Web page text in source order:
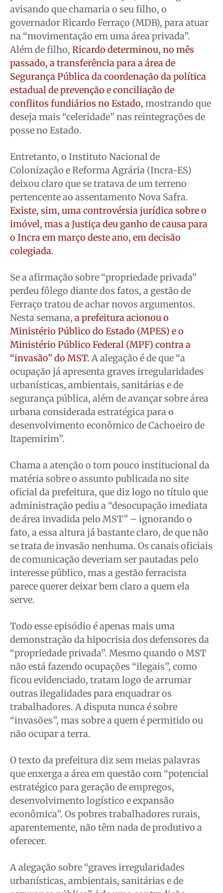
Quem Somos
Expediente
Contato
Anuncie
Termos de Uso
Privacidade
Quem Somos
Expediente
Contato
Anuncie
Termos de Uso
Privacidade
Quem Somos
Expediente
Contato
Anuncie
Termos de Uso
Privacidade
Quem Somos
Expediente
Contato
Anuncie
Termos de Uso
Privacidade
avisando que chamaria o seu filho, o
governador Ricardo Ferraço (MDB), para atuar
na “movimentação em uma área privada”.
Além de filho, Ricardo determinou, no mês
passado, a transferência para a área de
Segurança Pública da coordenação da política
estadual de prevenção e conciliação de
conflitos fundiários no Estado, mostrando que
deseja mais “celeridade” nas reintegrações de
posse no Estado.
Entretanto, o Instituto Nacional de
Colonização e Reforma Agrária (Incra-ES)
deixou claro que se tratava de um terreno
pertencente ao assentamento Nova Safra.
Existe, sim, uma controvérsia jurídica sobre o
imóvel, mas a Justiça deu ganho de causa para
o Incra em março deste ano, em decisão
colegiada.
Se a afirmação sobre “propriedade privada”
perdeu fôlego diante dos fatos, a gestão de
Ferraço tratou de achar novos argumentos.
Nesta semana, a prefeitura acionou o
Ministério Público do Estado (MPES) e o
Ministério Público Federal (MPF) contra a
“invasão” do MST. A alegação é de que “a
ocupação já apresenta graves irregularidades
urbanísticas, ambientais, sanitárias e de
segurança pública, além de avançar sobre área
urbana considerada estratégica para o
desenvolvimento econômico de Cachoeiro de
Itapemirim”.
Chama a atenção o tom pouco institucional da
matéria sobre o assunto publicada no site
oficial da prefeitura, que diz logo no título que
administração pediu a “desocupação imediata
de área invadida pelo MST” – ignorando o
fato, a essa altura já bastante claro, de que não
se trata de invasão nenhuma. Os canais oficiais
de comunicação deveriam ser pautadas pelo
interesse público, mas a gestão ferracista
parece querer deixar bem claro a quem ela
serve.
Todo esse episódio é apenas mais uma
demonstração da hipocrisia dos defensores da
“propriedade privada”. Mesmo quando o MST
não está fazendo ocupações “ilegais”, como
ficou evidenciado, tratam logo de arrumar
outras ilegalidades para enquadrar os
trabalhadores. A disputa nunca é sobre
“invasões”, mas sobre a quem é permitido ou
não ocupar a terra.
O texto da prefeitura diz sem meias palavras
que enxerga a área em questão com “potencial
estratégico para geração de empregos,
desenvolvimento logístico e expansão
econômica”. Os pobres trabalhadores rurais,
aparentemente, não têm nada de produtivo a
oferecer.
A alegação sobre “graves irregularidades
urbanísticas, ambientais, sanitárias e de